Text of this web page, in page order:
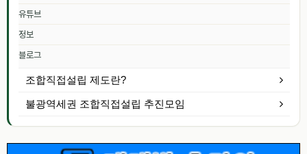
유튜브
정보
블로그
조합직접설립 제도란?
불광역세권 조합직접설립 추진모임